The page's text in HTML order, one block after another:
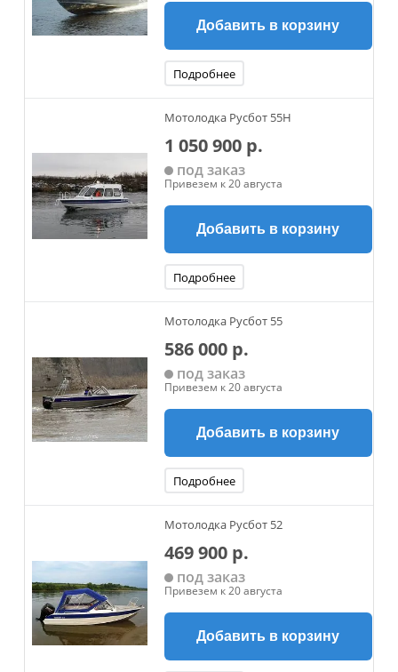
Добавить в корзину
Подробнее
Мотолодка Русбот 55H
1 050 900 р.
под заказ
Привезем к 20 августа
Добавить в корзину
Подробнее
Мотолодка Русбот 55
586 000 р.
под заказ
Привезем к 20 августа
Добавить в корзину
Подробнее
Мотолодка Русбот 52
469 900 р.
под заказ
Привезем к 20 августа
Добавить в корзину